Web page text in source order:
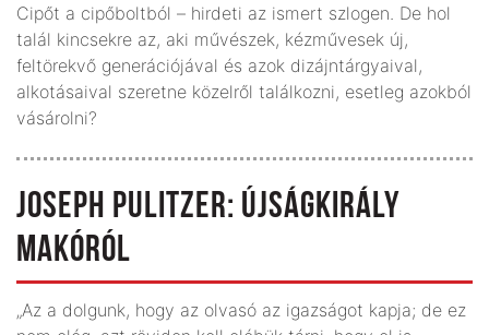
Cipőt a cipőboltból – hirdeti az ismert szlogen. De hol
talál kincsekre az, aki művészek, kézművesek új,
feltörekvő generációjával és azok dizájntárgyaival,
alkotásaival szeretne közelről találkozni, esetleg azokból
vásárolni?
JOSEPH PULITZER: ÚJSÁGKIRÁLY
MAKÓRÓL
„Az a dolgunk, hogy az olvasó az igazságot kapja; de ez